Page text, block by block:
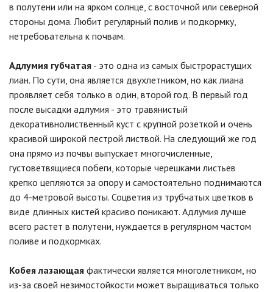
в полутени или на ярком солнце, с восточной или северной
стороны дома. Любит регулярный полив и подкормку,
нетребовательна к почвам.
Адлумия губчатая - это одна из самых быстрорастущих
лиан. По сути, она является двухлетником, но как лиана
проявляет себя только в один, второй год. В первый год
после высадки адлумия - это травянистый
декоративнолиственный куст с крупной розеткой и очень
красивой широкой пестрой листвой. На следующий же год
она прямо из почвы выпускает многочисленные,
густоветвящиеся побеги, которые черешками листьев
крепко цепляются за опору и самостоятельно поднимаются
до 4-метровой высоты. Соцветия из трубчатых цветков в
виде длинных кистей красиво поникают. Адлумия лучше
всего растет в полутени, нуждается в регулярном частом
поливе и подкормках.
Кобея лазающая фактически является многолетником, но
из-за своей незимостойкости может выращиваться только